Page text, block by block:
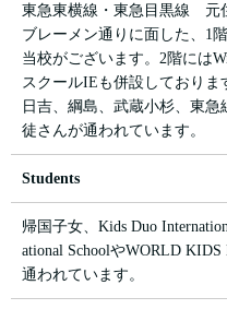
東急東横線・東急目黒線
ブレーメン通りに面した、1
当校がございます。2階には
スクールIEも併設しておりま
日吉、綱島、武蔵小杉、東
徒さんが通われています。
Students
帰国子女、Kids Duo
ational SchoolやWORLD
通われています。